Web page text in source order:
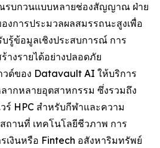
บกวนแบบหลายช่องสัญญาณ ฝ่าย
งการประมวลผลสมรรถนะสูงเพื่อ
รู้ข้อมูลเชิงประสบการณ์ การ
างรายได้อย่างปลอดภัย
ด์ของ Datavault AI ให้บริการ
กหลายอุตสาหกรรม ซึ่งรวมถึง
HPC สำหรับกีฬาและความ
ถานที่ เทคโนโลยีชีวภาพ การ
เงินหรือ Fintech อสังหาริมทรัพย์